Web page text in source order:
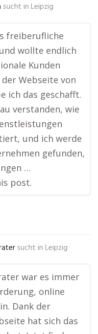
sucht in Leipzig
freiberufliche
wollte endlich
Kunden
Webseite von
ich das geschafft.
verstanden, wie
und ich werde
gefunden,
…
post.
sucht in Leipzig
war es immer
online
Dank der
hat sich das